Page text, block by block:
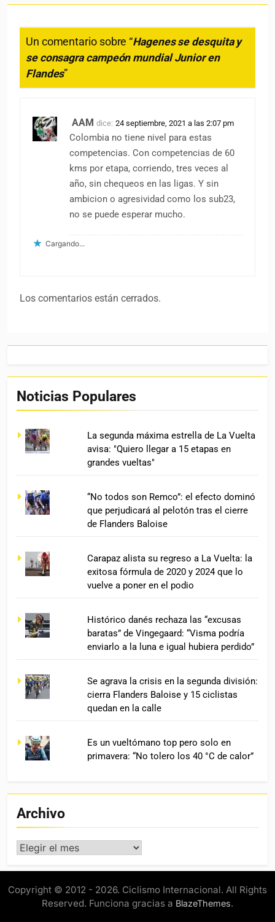
Un comentario sobre “Hagenes se desquita y
se consagra campeón mundial Junior en
Flandes”
AAM dice: 24 septiembre, 2021 a las 2:07 pm
Colombia no tiene nivel para estas
competencias. Con competencias de 60
kms por etapa, corriendo, tres veces al
año, sin chequeos en las ligas. Y sin
ambicion o agresividad como los sub23,
no se puede esperar mucho.
Cargando...
Los comentarios están cerrados.
Noticias Populares
La segunda máxima estrella de La Vuelta
avisa: "Quiero llegar a 15 etapas en
grandes vueltas"
“No todos son Remco”: el efecto dominó
que perjudicará al pelotón tras el cierre
de Flanders Baloise
Carapaz alista su regreso a La Vuelta: la
exitosa fórmula de 2020 y 2024 que lo
vuelve a poner en el podio
Histórico danés rechaza las “excusas
baratas” de Vingegaard: “Visma podría
enviarlo a la luna e igual hubiera perdido”
Se agrava la crisis en la segunda división:
cierra Flanders Baloise y 15 ciclistas
quedan en la calle
Es un vueltómano top pero solo en
primavera: “No tolero los 40 °C de calor”
Archivo
Archivo
Copyright © 2012 - 2026. Ciclismo Internacional. All Rights
Reserved. Funciona gracias a BlazeThemes.